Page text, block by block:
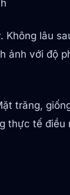
lâu
với độ
trăng,
tế